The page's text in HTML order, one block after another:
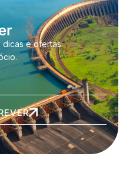
dicas e ofertas